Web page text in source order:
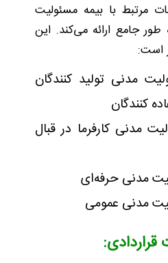
مرتبط با بیمه مسئولیت
شاخه به طور جامع ارائه می‌کند. این
است:
مدنی تولید كنندگان
کنندگان
مدنی كارفرما در قبال
مدنی حرفه‌ای
مدنی عمومی‌
قراردادی: